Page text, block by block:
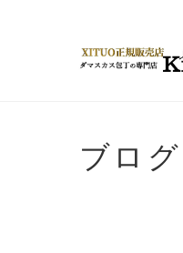
ブログ